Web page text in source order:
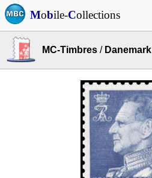
Mobile-Collections
MC-Timbres / Danemark